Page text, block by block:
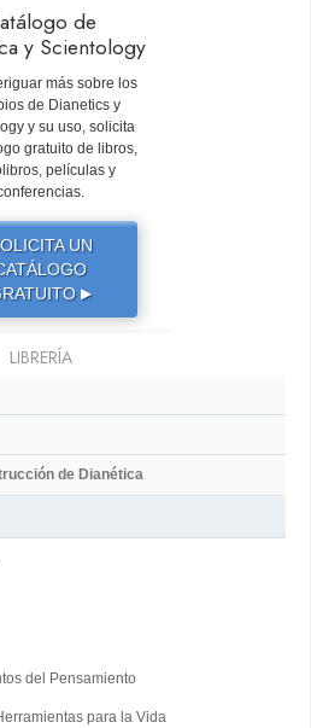
de
y Scientology
más sobre los
de Dianetics y
y su uso, solicita
gratuito de libros,
películas y
UN
▶
LIBRERÍA
de Dianética
del Pensamiento
para la Vida